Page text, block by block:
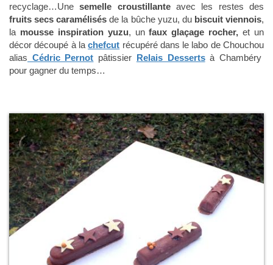
recyclage…Une semelle croustillanteavec les restes des
fruits secs caramélisés de la bûche yuzu, du biscuit viennois,
la mousse inspiration yuzu, unfaux glaçage rocher,et un
décor découpé à lachefcut récupéré dans le labo de Chouchou
alias Cédric Pernot pâtissier Relais Dessertsà Chambéry
pour gagner du temps…